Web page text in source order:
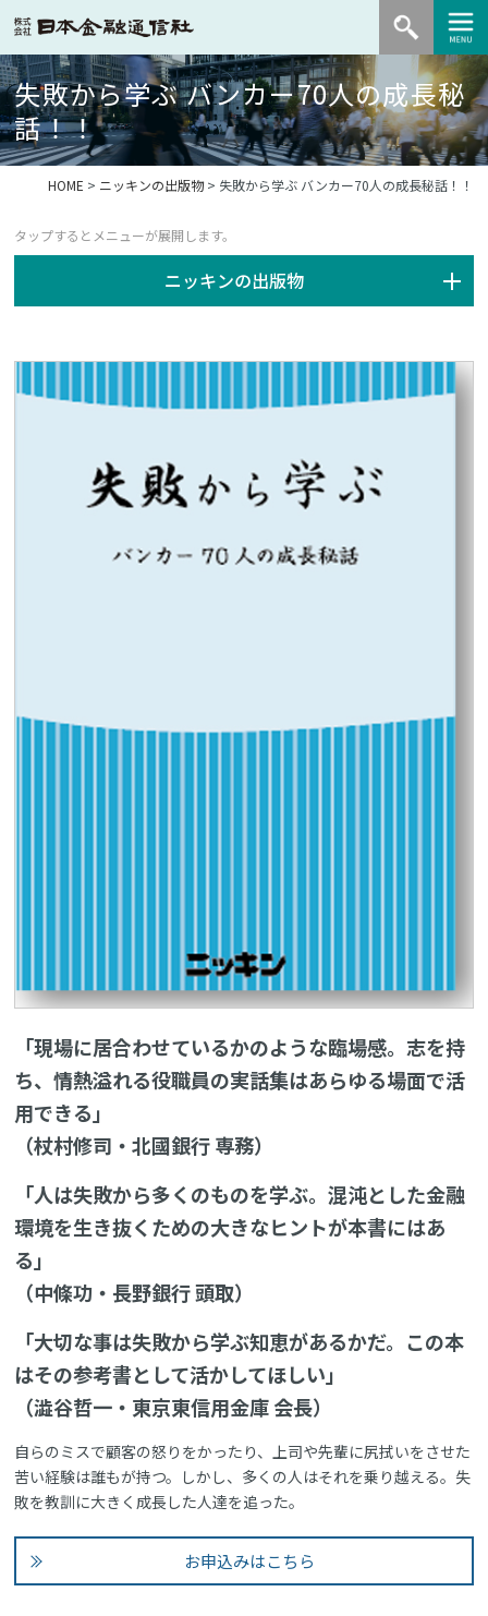
失敗から学ぶ バンカー70人の成長秘
話！！
HOME > ニッキンの出版物> 失敗から学ぶ バンカー70人の成長秘話！！
ニッキンの出版物
「現場に居合わせているかのような臨場感。志を持
ち、情熱溢れる役職員の実話集はあらゆる場面で活
用できる」
（杖村修司・北國銀行 専務）
「人は失敗から多くのものを学ぶ。混沌とした金融
環境を生き抜くための大きなヒントが本書にはあ
る」
（中條功・長野銀行 頭取）
「大切な事は失敗から学ぶ知恵があるかだ。この本
はその参考書として活かしてほしい」
（澁谷哲一・東京東信用金庫 会長）
自らのミスで顧客の怒りをかったり、上司や先輩に尻拭いをさせた
苦い経験は誰もが持つ。しかし、多くの人はそれを乗り越える。失
敗を教訓に大きく成長した人達を追った。
お申込みはこちら